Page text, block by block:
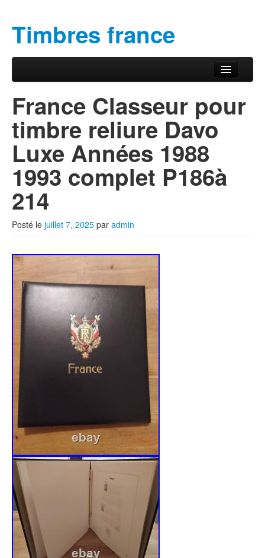
Timbres france
Menu principal
France Classeur pour
timbre reliure Davo
Luxe Années 1988
1993 complet P186à
214
Posté le juillet 7, 2025 par admin